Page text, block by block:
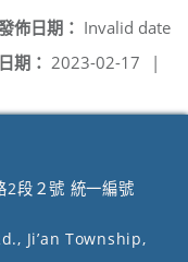
佈日期： Invalid date
期： 2023-02-17 |
2段２號 統一編號
Ji’an Township,